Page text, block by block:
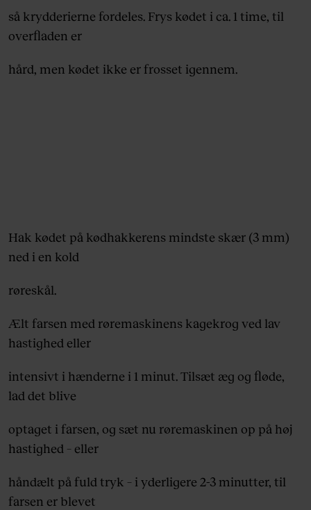
så krydderierne fordeles. Frys kødet i ca. 1 time, til
overfladen er
hård, men kødet ikke er frosset igennem.
Hak kødet på kødhakkerens mindste skær (3 mm)
ned i en kold
røreskål.
Ælt farsen med røremaskinens kagekrog ved lav
hastighed eller
intensivt i hænderne i 1 minut. Tilsæt æg og fløde,
lad det blive
optaget i farsen, og sæt nu røremaskinen op på høj
hastighed – eller
håndælt på fuld tryk – i yderligere 2-3 minutter, til
farsen er blevet